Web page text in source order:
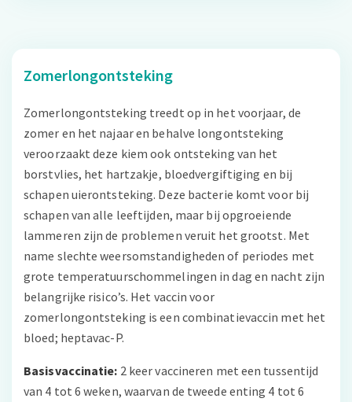
Zomerlongontsteking
Zomerlongontsteking treedt op in het voorjaar, de
zomer en het najaar en behalve longontsteking
veroorzaakt deze kiem ook ontsteking van het
borstvlies, het hartzakje, bloedvergiftiging en bij
schapen uierontsteking. Deze bacterie komt voor bij
schapen van alle leeftijden, maar bij opgroeiende
lammeren zijn de problemen veruit het grootst. Met
name slechte weersomstandigheden of periodes met
grote temperatuurschommelingen in dag en nacht zijn
belangrijke risico’s. Het vaccin voor
zomerlongontsteking is een combinatievaccin met het
bloed; heptavac-P.
Basisvaccinatie: 2 keer vaccineren met een tussentijd
van 4 tot 6 weken, waarvan de tweede enting 4 tot 6